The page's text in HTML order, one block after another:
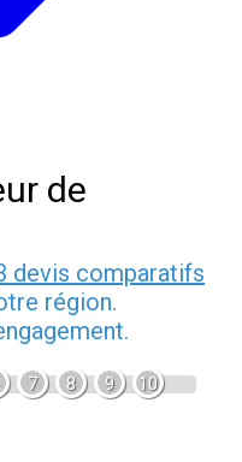
de
devis comparatifs
région.
7 8 9 10